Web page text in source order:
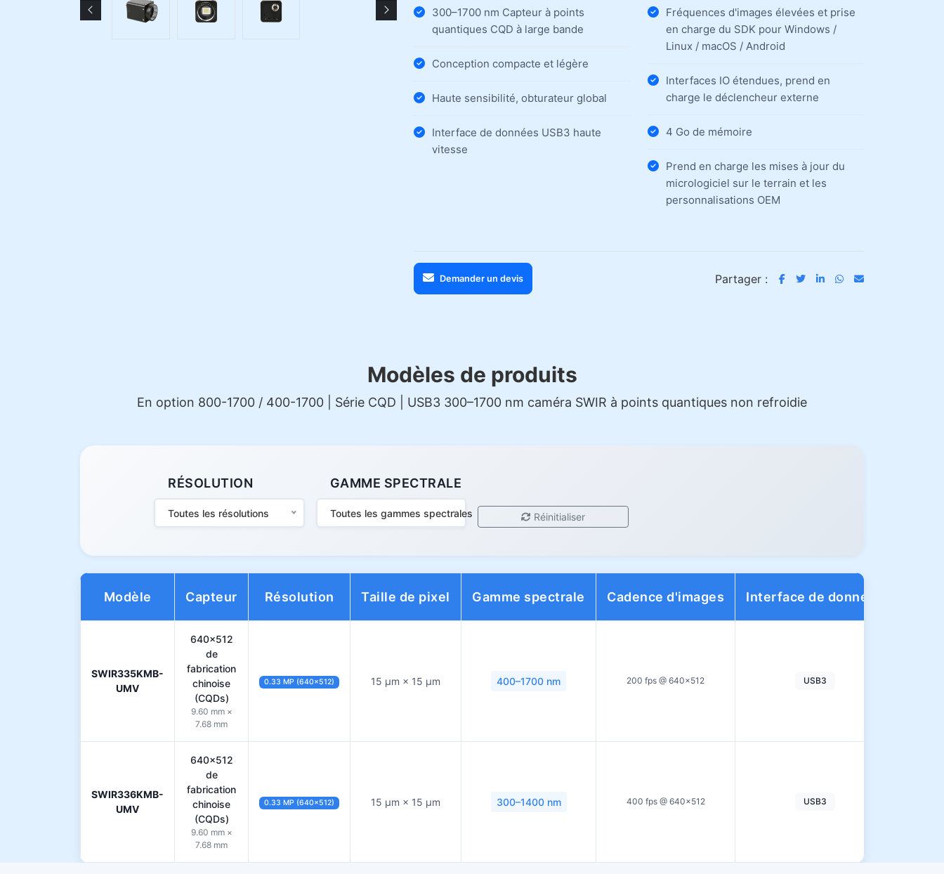
300–1700 nm Capteur à points
quantiques CQD à large bande
Conception compacte et légère
Haute sensibilité, obturateur global
Interface de données USB3 haute
vitesse
Fréquences d'images élevées et prise
en charge du SDK pour Windows /
Linux / macOS / Android
Interfaces IO étendues, prend en
charge le déclencheur externe
4 Go de mémoire
Prend en charge les mises à jour du
micrologiciel sur le terrain et les
personnalisations OEM
Demander un devis Partager :
Modèles de produits
En option 800-1700 / 400-1700 | Série CQD | USB3 300–1700 nm caméra SWIR à points quantiques non refroidie
RÉSOLUTION
Toutes les résolutions
GAMME SPECTRALE
Toutes les gammes spectrales Réinitialiser
Modèle Capteur Résolution Taille de pixel Gamme spectrale Cadence d'images Interface de données
SWIR335KMB-
UMV
640×512
de
fabrication
chinoise
(CQDs)
9.60 mm ×
7.68 mm
0.33 MP (640×512) 15 µm × 15 µm 400–1700 nm 200 fps @ 640×512 USB3
SWIR336KMB-
UMV
640×512
de
fabrication
chinoise
(CQDs)
9.60 mm ×
7.68 mm
0.33 MP (640×512) 15 µm × 15 µm 300–1400 nm 400 fps @ 640×512 USB3